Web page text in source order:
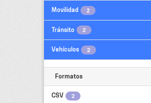
Movilidad 2
Tránsito 2
Vehículos 2
Formatos
CSV 2